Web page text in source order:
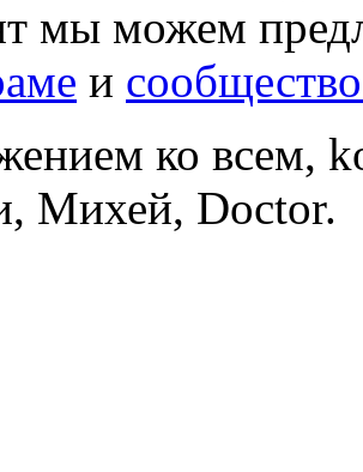
мы можем
и
ко всем,
Михей, Doctor.